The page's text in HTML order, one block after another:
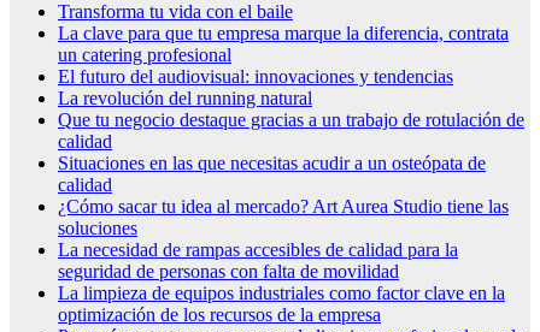
Transforma tu vida con el baile
La clave para que tu empresa marque la diferencia, contrata
un catering profesional
El futuro del audiovisual: innovaciones y tendencias
La revolución del running natural
Que tu negocio destaque gracias a un trabajo de rotulación de
calidad
Situaciones en las que necesitas acudir a un osteópata de
calidad
¿Cómo sacar tu idea al mercado? Art Aurea Studio tiene las
soluciones
La necesidad de rampas accesibles de calidad para la
seguridad de personas con falta de movilidad
La limpieza de equipos industriales como factor clave en la
optimización de los recursos de la empresa